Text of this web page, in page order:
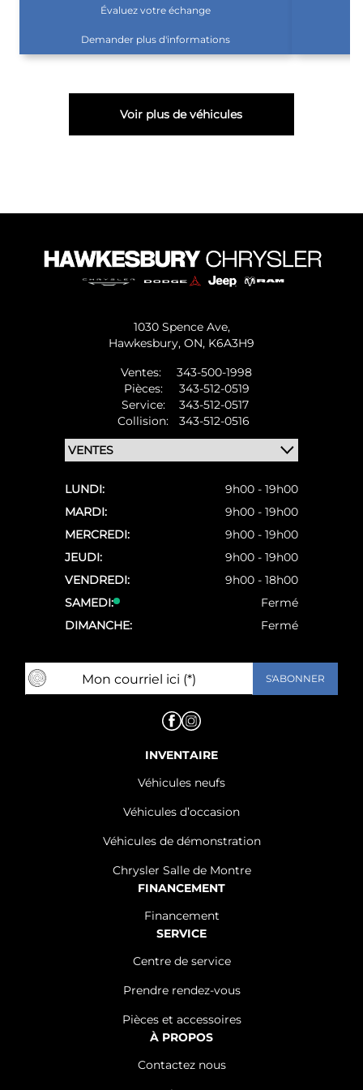
Évaluez votre échange
Demander plus d'informations
Voir plus de véhicules
1030 Spence Ave,
Hawkesbury, ON, K6A3H9
Ventes:
343-500-1998
Pièces:
343-512-0519
Service:
343-512-0517
Collision:
343-512-0516
LUNDI:
9h00 - 19h00
MARDI:
9h00 - 19h00
MERCREDI:
9h00 - 19h00
JEUDI:
9h00 - 19h00
VENDREDI:
9h00 - 18h00
SAMEDI:
Fermé
DIMANCHE:
Fermé
INVENTAIRE
Véhicules neufs
Véhicules d’occasion
Véhicules de démonstration
Chrysler Salle de Montre
FINANCEMENT
Financement
SERVICE
Centre de service
Prendre rendez-vous
Pièces et accessoires
À PROPOS
Contactez nous